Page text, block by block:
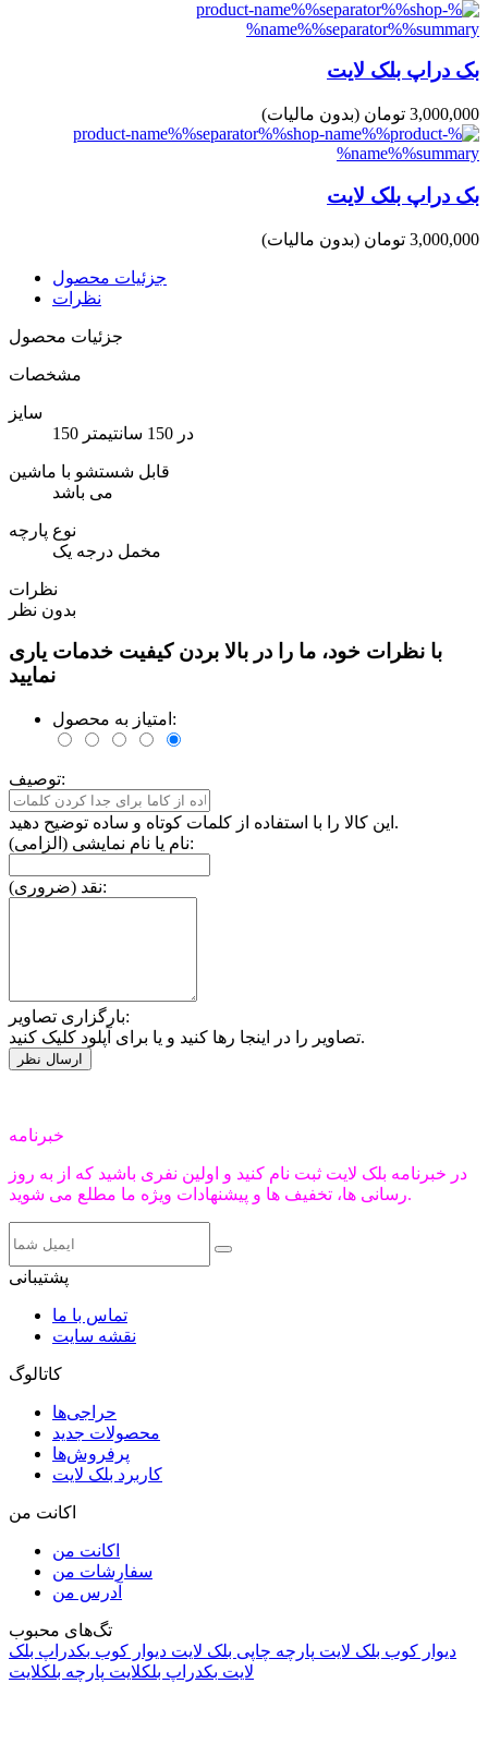
بک دراپ بلک لایت
3,000,000 تومان (بدون مالیات)
بک دراپ بلک لایت
3,000,000 تومان (بدون مالیات)
جزئیات محصول
نظرات
جزئیات محصول
مشخصات
سایز
150 در 150 سانتیمتر
قابل شستشو با ماشین
می باشد
نوع پارچه
مخمل درجه یک
نظرات
بدون نظر
با نظرات خود، ما را در بالا بردن کیفیت خدمات یاری
نمایید
امتیاز به محصول:
توصیف:
این کالا را با استفاده از کلمات کوتاه و ساده توضیح دهید.
نام یا نام نمایشی (الزامی):
نقد (ضروری):
بارگزاری تصاویر:
تصاویر را در اینجا رها کنید و یا برای آپلود کلیک کنید.
خبرنامه
در خبرنامه بلک لایت ثبت نام کنید و اولین نفری باشید که از به روز
رسانی ها، تخفیف ها و پیشنهادات ویژه ما مطلع می شوید.
پشتیبانی
تماس با ما
نقشه سایت
کاتالوگ
حراجی‌ها
محصولات جدید
پرفروش‌ها
کاربرد بلک لایت
اکانت من
اکانت من
سفارشات من
آدرس من
تگ‌های محبوب
دیوار کوب بلک لایت پارچه چاپی بلک لایت دیوار کوب بکدراپ بلک
لایت بکدراپ بلکلایت پارچه بلکلایت